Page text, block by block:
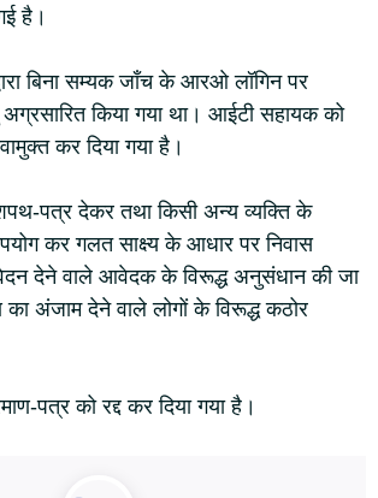
है।
बिना सम्यक जाँच के आरओ लॉगिन पर
किया गया था। आईटी सहायक को
कर दिया गया है।
पत्र देकर तथा किसी अन्य व्यक्ति के
कर गलत साक्ष्य के आधार पर निवास
देने वाले आवेदक के विरूद्ध अनुसंधान की जा
अंजाम देने वाले लोगों के विरूद्ध कठोर
पत्र को रद्द कर दिया गया है।